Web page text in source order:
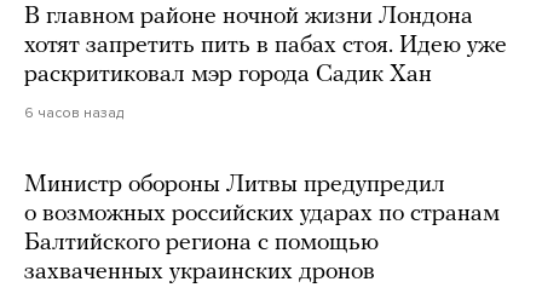
В главном районе ночной жизни Лондона
хотят запретить пить в пабах стоя. Идею уже
раскритиковал мэр города Садик Хан
6 часов назад
Министр обороны Литвы предупредил
о возможных российских ударах по странам
Балтийского региона с помощью
захваченных украинских дронов